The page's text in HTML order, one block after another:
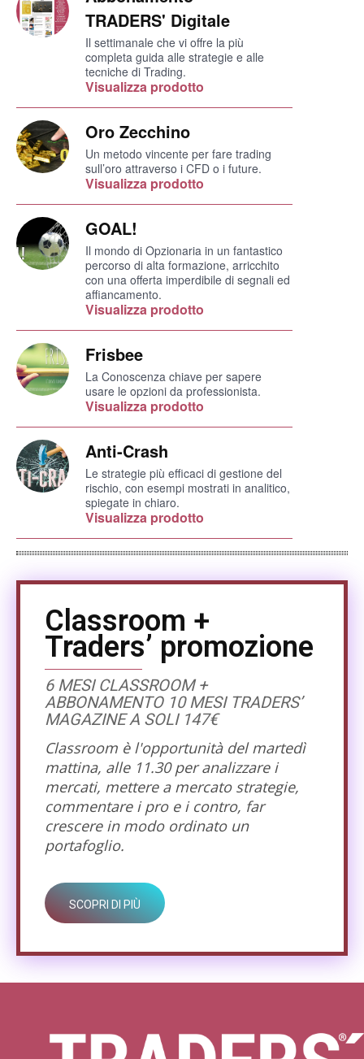
TRADERS' Digitale
Il settimanale che vi offre la più
completa guida alle strategie e alle
tecniche di Trading.
Visualizza prodotto
Oro Zecchino
Un metodo vincente per fare trading
sull’oro attraverso i CFD o i future.
Visualizza prodotto
GOAL!
Il mondo di Opzionaria in un fantastico
percorso di alta formazione, arricchito
con una offerta imperdibile di segnali ed
affiancamento.
Visualizza prodotto
Frisbee
La Conoscenza chiave per sapere
usare le opzioni da professionista.
Visualizza prodotto
Anti-Crash
Le strategie più efficaci di gestione del
rischio, con esempi mostrati in analitico,
spiegate in chiaro.
Visualizza prodotto
Classroom +
Traders’ promozione
6 MESI CLASSROOM +
ABBONAMENTO 10 MESI TRADERS’
MAGAZINE A SOLI 147€
Classroom è l'opportunità del martedì
mattina, alle 11.30 per analizzare i
mercati, mettere a mercato strategie,
commentare i pro e i contro, far
crescere in modo ordinato un
portafoglio.
SCOPRI DI PIÙ